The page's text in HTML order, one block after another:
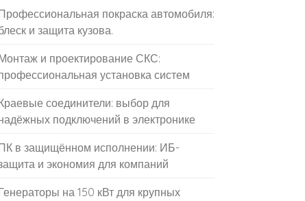
покраска автомобиля:
и защита кузова.
и проектирование СКС:
установка систем
соединители: выбор для
подключений в электронике
в защищённом исполнении: ИБ-
и экономия для компаний
на 150 кВт для крупных